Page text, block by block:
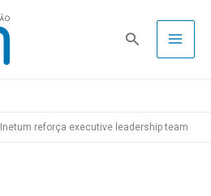
Pesquisa
Inetum reforça executive leadership team